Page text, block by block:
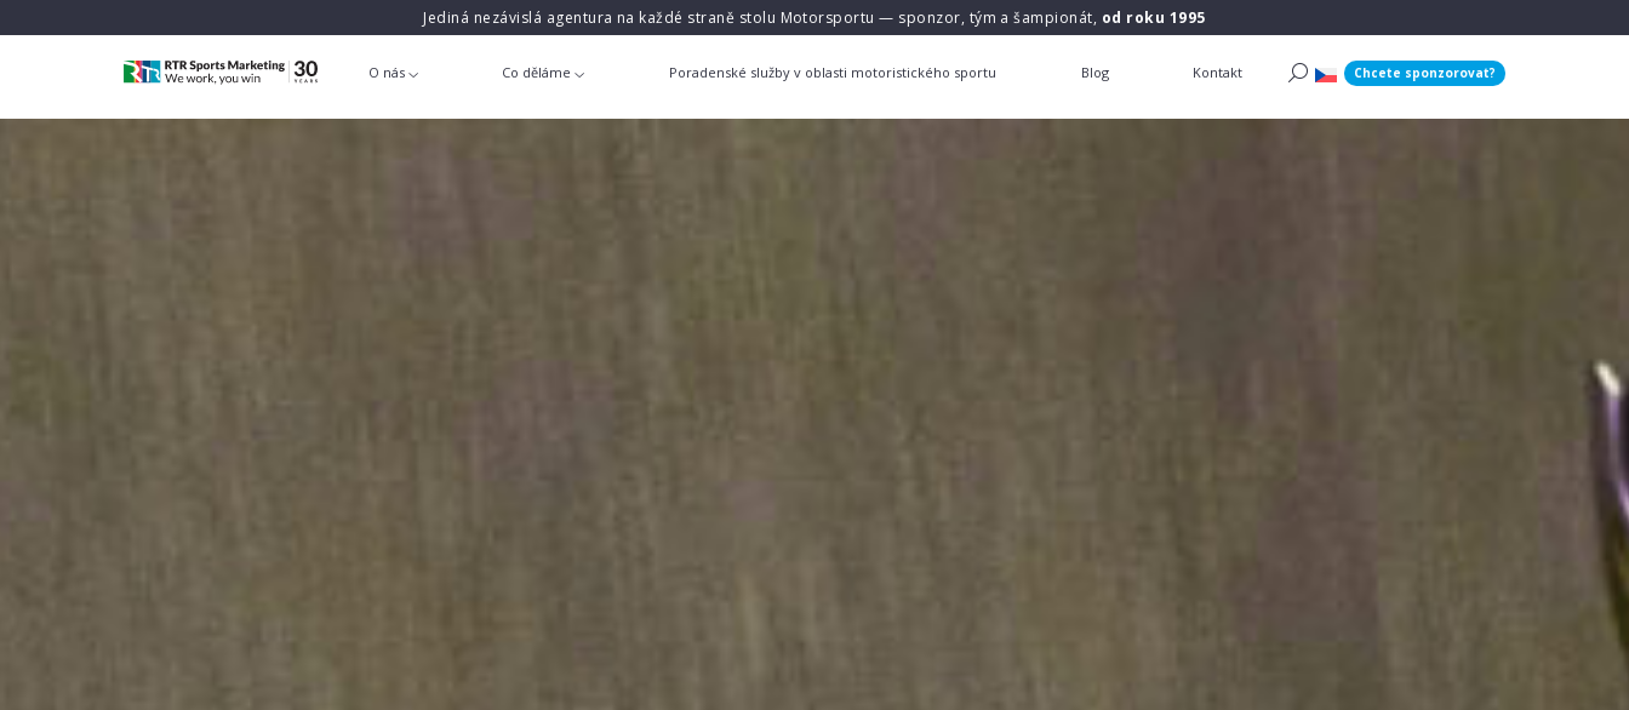
Jediná nezávislá agentura na každé straně stolu Motorsportu — sponzor, tým a šampionát, od roku 1995
O nás Co děláme Poradenské služby v oblasti motoristického sportu Blog Kontakt Chcete sponzorovat?